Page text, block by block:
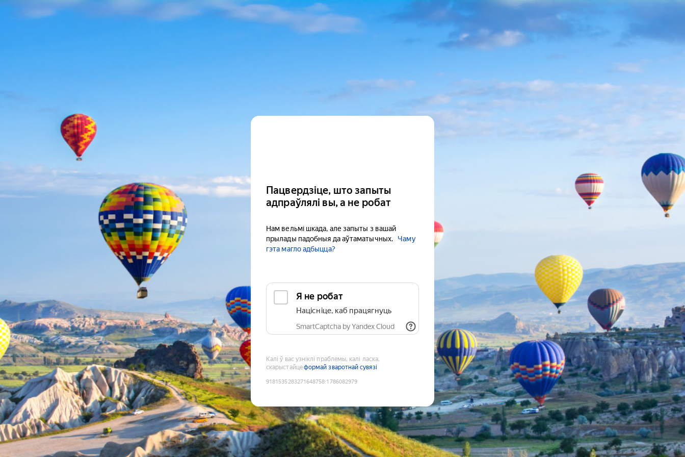
Пацвердзіце, што запыты
адпраўлялі вы, а не робат
Нам вельмі шкада, але запыты з вашай
прылады падобныя да аўтаматычных.
Чаму
гэта магло адбыцца?
Я не робат
Націсніце, каб працягнуць
SmartCaptcha by Yandex Cloud
Калі ў вас узніклі праблемы, калі ласка,
скарыстайцеформай зваротнай сувязі
9181535283271648758:1786082979